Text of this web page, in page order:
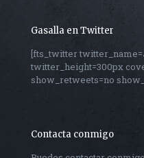
Gasalla en Twitter
[fts_twitter
twitter_height=300px
show_retweets=no
Contacta conmigo